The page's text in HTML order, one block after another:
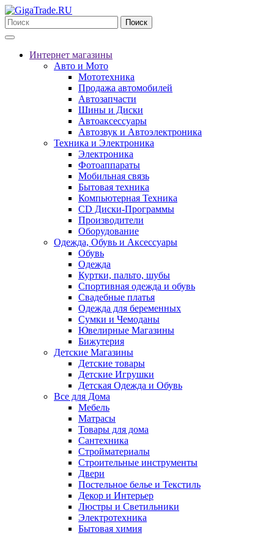
Поиск
Интернет магазины
Авто и Мото
Мототехника
Продажа автомобилей
Автозапчасти
Шины и Диски
Автоаксессуары
Автозвук и Автоэлектроника
Техника и Электроника
Электроника
Фотоаппараты
Мобильная связь
Бытовая техника
Компьютерная Техника
CD Диски-Программы
Производители
Оборудование
Одежда, Обувь и Аксессуары
Обувь
Одежда
Куртки, пальто, шубы
Спортивная одежда и обувь
Свадебные платья
Одежда для беременных
Сумки и Чемоданы
Ювелирные Магазины
Бижутерия
Детские Магазины
Детские товары
Детские Игрушки
Детская Одежда и Обувь
Все для Дома
Мебель
Матрасы
Товары для дома
Сантехника
Стройматериалы
Строительные инструменты
Двери
Постельное белье и Текстиль
Декор и Интерьер
Люстры и Светильники
Электротехника
Бытовая химия